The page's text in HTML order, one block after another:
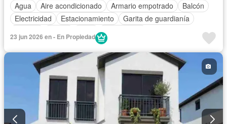
Agua
Aire acondicionado Armario empotrado
Balcón
Electricidad
Estacionamiento
Garita de guardianía
Sin amoblar
23 jun 2026 en - En Propiedad